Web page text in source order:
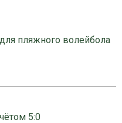
пляжного волейбола
5:0